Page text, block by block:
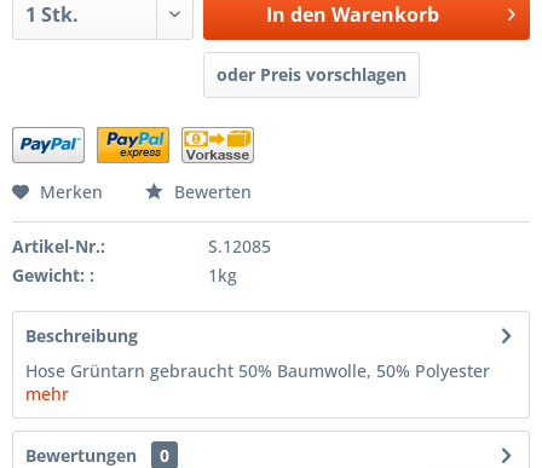
In den Warenkorb
oder Preis vorschlagen
Merken Bewerten
Artikel-Nr.:
S.12085
Gewicht: :
1kg
Beschreibung
Hose Grüntarn gebraucht 50% Baumwolle, 50% Polyester
mehr
Bewertungen
0